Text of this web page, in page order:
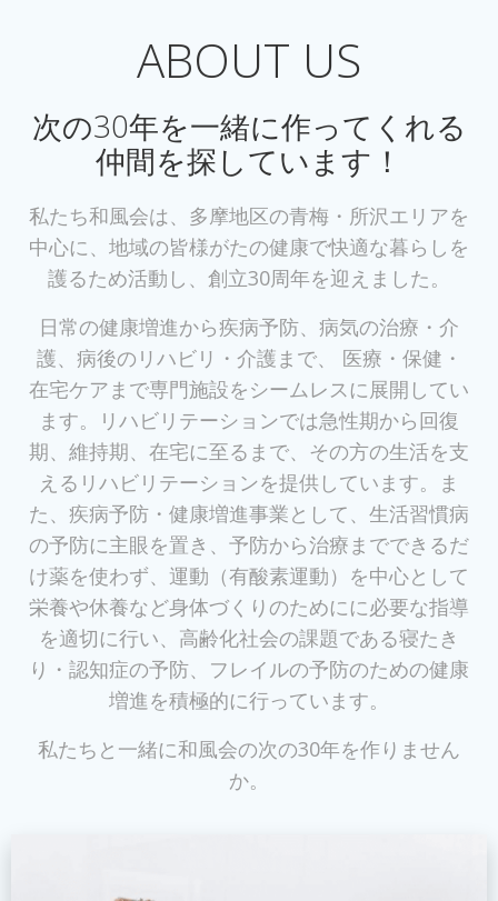
ABOUT US
次の30年を一緒に作ってくれる
仲間を探しています！
私たち和風会は、多摩地区の青梅・所沢エリアを
中心に、地域の皆様がたの健康で快適な暮らしを
護るため活動し、創立30周年を迎えました。
日常の健康増進から疾病予防、病気の治療・介
護、病後のリハビリ・介護まで、 医療・保健・
在宅ケアまで専門施設をシームレスに展開してい
ます。リハビリテーションでは急性期から回復
期、維持期、在宅に至るまで、その方の生活を支
えるリハビリテーションを提供しています。ま
た、疾病予防・健康増進事業として、生活習慣病
の予防に主眼を置き、予防から治療までできるだ
け薬を使わず、運動（有酸素運動）を中心として
栄養や休養など身体づくりのためにに必要な指導
を適切に行い、高齢化社会の課題である寝たき
り・認知症の予防、フレイルの予防のための健康
増進を積極的に行っています。
私たちと一緒に和風会の次の30年を作りません
か。